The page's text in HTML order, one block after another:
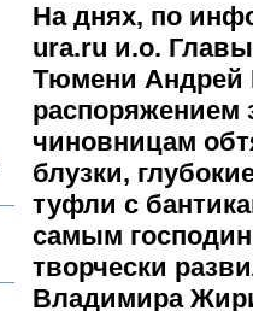
На днях, по
ura.ru и.о.
Тюмени Андрей
распоряжением
чиновницам
блузки,
туфли с
самым
творчески
Владимира